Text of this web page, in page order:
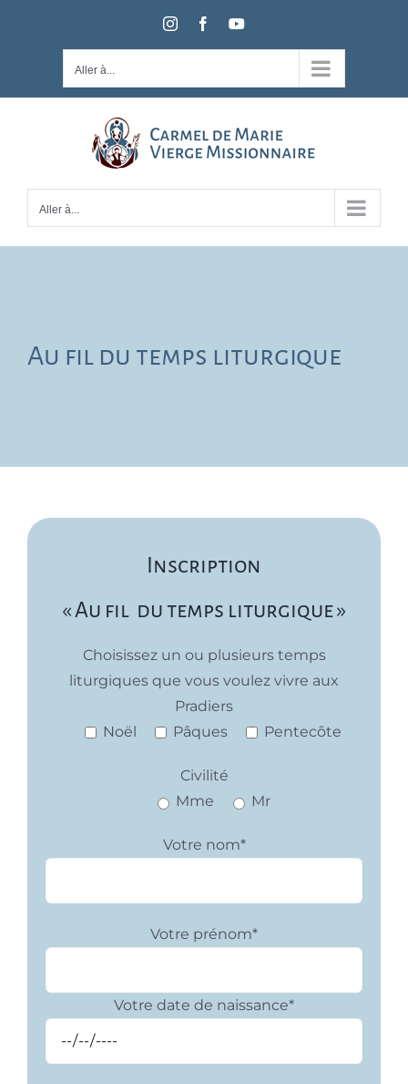
InstagramFacebookYouTube
Aller à...
Aller à...
Au fil du temps liturgique
Inscription
« Au fil du temps liturgique »
Choisissez un ou plusieurs temps
liturgiques que vous voulez vivre aux
Pradiers
Noël
Pâques Pentecôte
Civilité
Mme
Mr
Votre nom*
Votre prénom*
Votre date de naissance*